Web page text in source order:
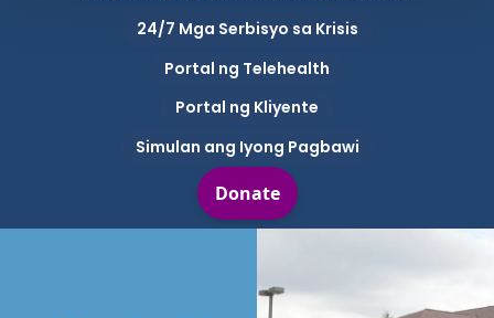
24/7 Mga Serbisyo sa Krisis
Portal ng Telehealth
Portal ng Kliyente
Simulan ang Iyong Pagbawi